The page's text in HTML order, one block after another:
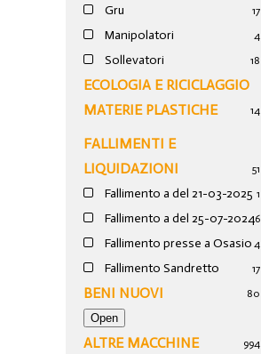
Gru 17
Manipolatori 4
Sollevatori 18
ECOLOGIA E RICICLAGGIO
MATERIE PLASTICHE
14
FALLIMENTI E
LIQUIDAZIONI
51
Fallimento a del 21-03-2025 1
Fallimento a del 25-07-20246
Fallimento presse a Osasio 4
Fallimento Sandretto 17
BENI NUOVI 80
ALTRE MACCHINE 994